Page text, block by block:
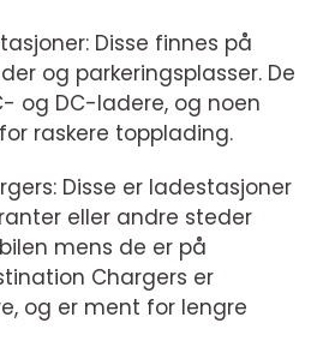
Disse finnes på
og parkeringsplasser. De
og DC-ladere, og noen
raskere topplading.
Disse er ladestasjoner
eller andre steder
mens de er på
Chargers er
og er ment for lengre